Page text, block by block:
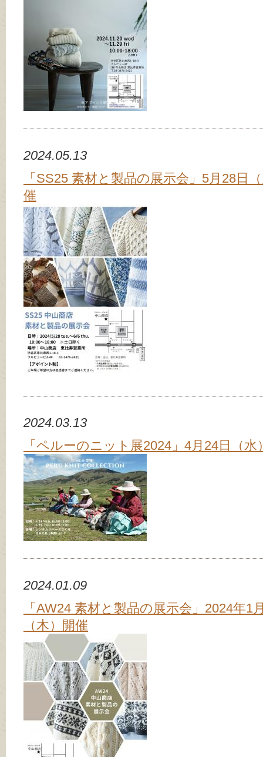
2024.05.13
「SS25 素材と製品の展示会」5月28日
催
2024.03.13
「ペルーのニット展2024」4月24日（
2024.01.09
「AW24 素材と製品の展示会」2024年1
（木）開催